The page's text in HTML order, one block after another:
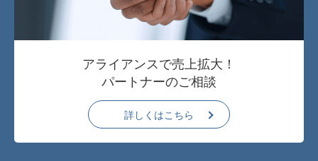
アライアンスで売上拡大！
パートナーのご相談
詳しくはこちら